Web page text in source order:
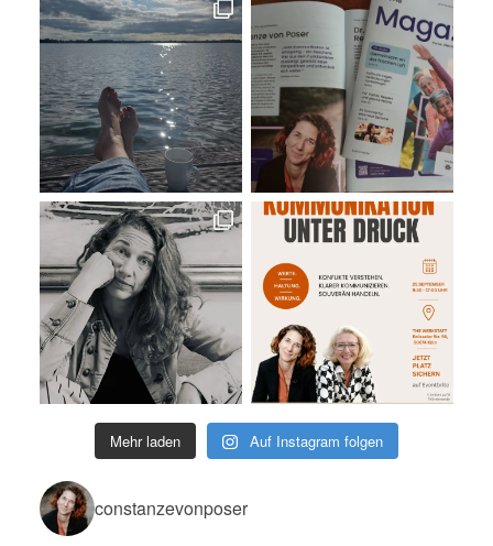
Mehr laden Auf Instagram folgen
constanzevonposer